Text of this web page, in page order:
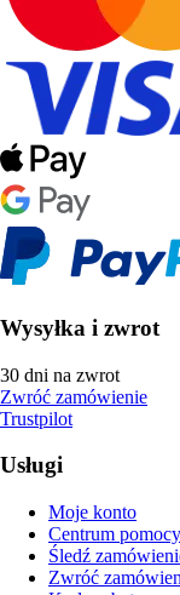
Wysyłka i zwrot
30 dni na zwrot
Zwróć zamówienie
Trustpilot
Usługi
Moje konto
Centrum pomocy
Śledź
Zwróć